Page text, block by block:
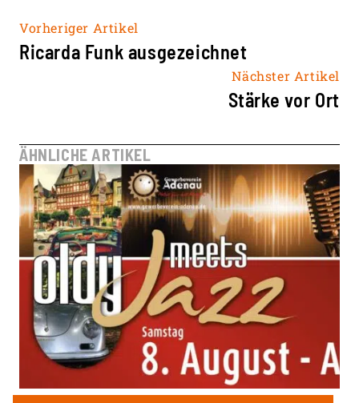
Vorheriger Artikel
Ricarda Funk ausgezeichnet
Nächster Artikel
Stärke vor Ort
ÄHNLICHE ARTIKEL